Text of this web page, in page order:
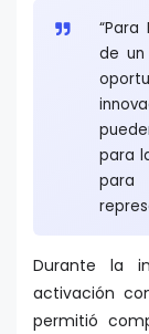
de un
para
para
Durante la
activación
permitió